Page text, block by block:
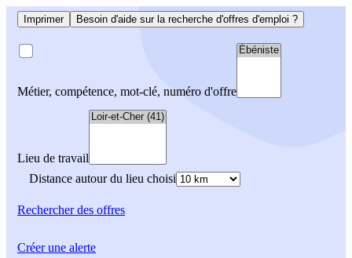
Imprimer Besoin d'aide sur la recherche d'offres d'emploi ?
Métier, compétence, mot-clé, numéro d'offre
Lieu de travail
Distance autour du lieu choisi
Rechercherdes offres
Créer une alerte